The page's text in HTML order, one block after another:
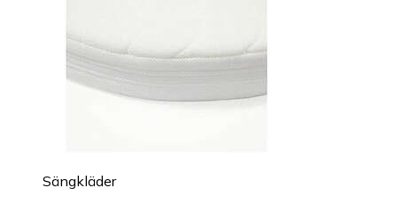
Sängkläder